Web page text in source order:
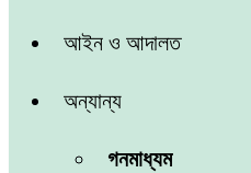
আইন ও আদালত
অন্যান্য
গনমাধ্যম